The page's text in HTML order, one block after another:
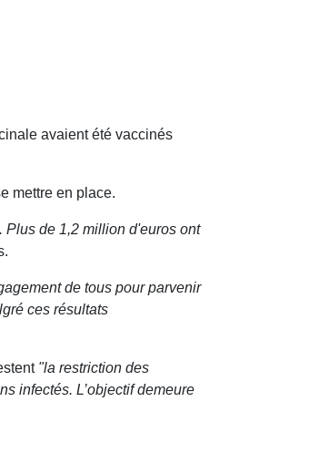
avaient été vaccinés
mettre en place.
Plus de 1,2 million d'euros ont
de tous pour parvenir
ces résultats
"la restriction des
infectés. L’objectif demeure